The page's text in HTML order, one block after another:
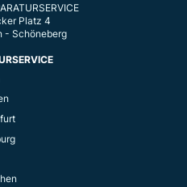
Platz 4
- Schöneberg